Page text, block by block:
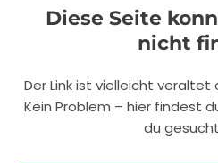
Diese Seite
nicht
Der Link ist vielleicht
Kein Problem – hier findest
du